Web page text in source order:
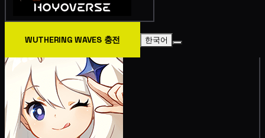
WUTHERING WAVES 충전 한국어